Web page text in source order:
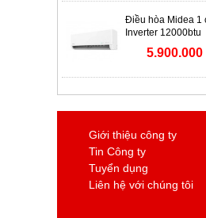
Điều hòa Midea 1
Inverter 12000btu
MSAGA-13CRDN8
5.900.000
Giới thiệu công ty
Tin Công ty
Tuyển dụng
Liên hệ với chúng tôi